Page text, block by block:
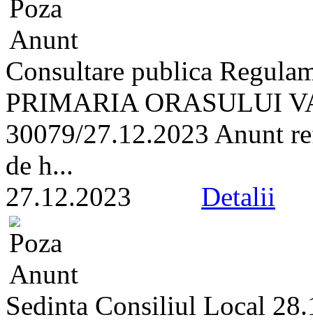
Consultare publica
PRIMARIA ORASULUI
30079/27.12.2023 Anunt
de h...
27.12.2023 Detalii
Sedinta Consiliul Local